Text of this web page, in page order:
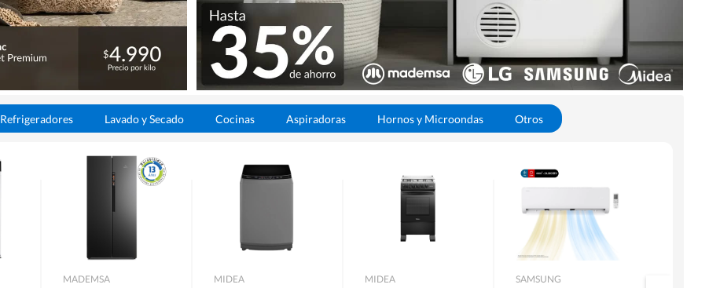
Refrigeradores Lavado y Secado Cocinas Aspiradoras Hornos y Microondas Otros
MADEMSA MIDEA MIDEA SAMSUNG